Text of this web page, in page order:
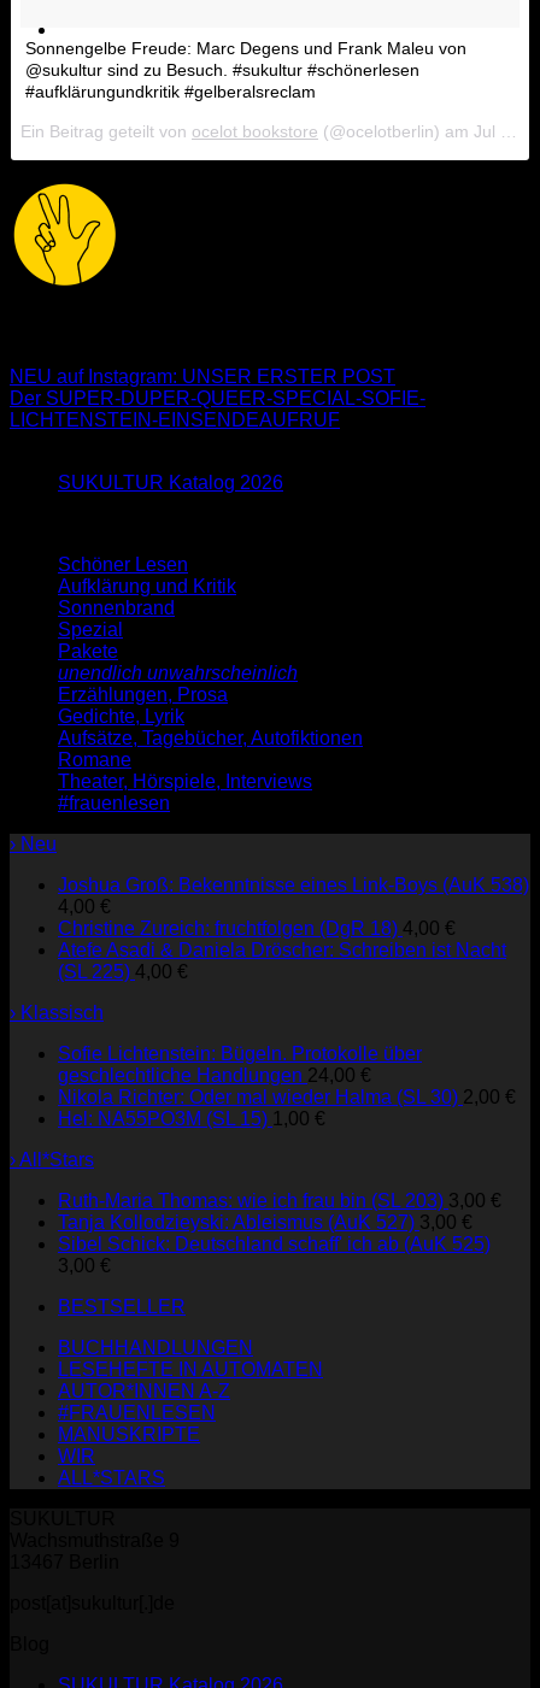
Sonnengelbe Freude: Marc Degens und Frank Maleu von
@sukultur sind zu Besuch. #sukultur #schönerlesen
#aufklärungundkritik #gelberalsreclam
Ein Beitrag geteilt von ocelot bookstore (@ocelotberlin) am Jul 27, 2018 um 6:02 PDT
NEU auf Instagram: UNSER ERSTER POST
Der SUPER-DUPER-QUEER-SPECIAL-SOFIE-
LICHTENSTEIN-EINSENDEAUFRUF
SUKULTUR Katalog 2026
Schöner Lesen
Aufklärung und Kritik
Sonnenbrand
Spezial
Pakete
unendlich unwahrscheinlich
Erzählungen, Prosa
Gedichte, Lyrik
Aufsätze, Tagebücher, Autofiktionen
Romane
Theater, Hörspiele, Interviews
#frauenlesen
› Neu
Joshua Groß: Bekenntnisse eines Link-Boys (AuK 538)
4,00 €
Christine Zureich: fruchtfolgen (DgR 18) 4,00 €
Atefe Asadi & Daniela Dröscher: Schreiben ist Nacht
(SL 225) 4,00 €
› Klassisch
Sofie Lichtenstein: Bügeln. Protokolle über
geschlechtliche Handlungen 24,00 €
Nikola Richter: Oder mal wieder Halma (SL 30) 2,00 €
Hel: NA55PO3M (SL 15) 1,00 €
› All*Stars
Ruth-Maria Thomas: wie ich frau bin (SL 203) 3,00 €
Tanja Kollodzieyski: Ableismus (AuK 527) 3,00 €
Sibel Schick: Deutschland schaff' ich ab (AuK 525)
3,00 €
BESTSELLER
BUCHHANDLUNGEN
LESEHEFTE IN AUTOMATEN
AUTOR*INNEN A-Z
#FRAUENLESEN
MANUSKRIPTE
WIR
ALL*STARS